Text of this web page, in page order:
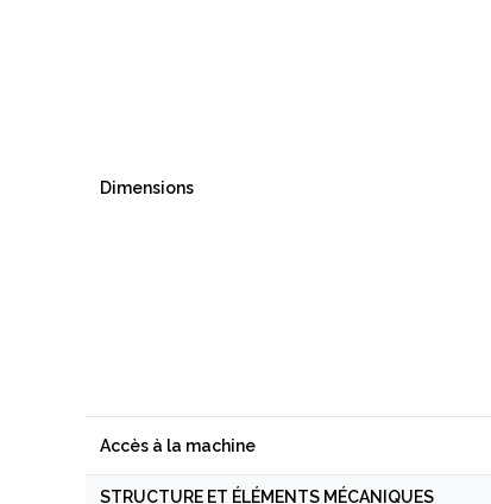
Dimensions
Accès à la machine
STRUCTURE ET ÉLÉMENTS MÉCANIQUES